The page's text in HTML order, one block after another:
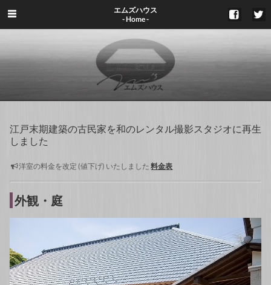
エムズハウス
- Home -
江戸末期建築の古民家を和のレンタル撮影スタジオに再生
しました
洋室の料金を改定 (値下げ) いたしました料金表
外観・庭